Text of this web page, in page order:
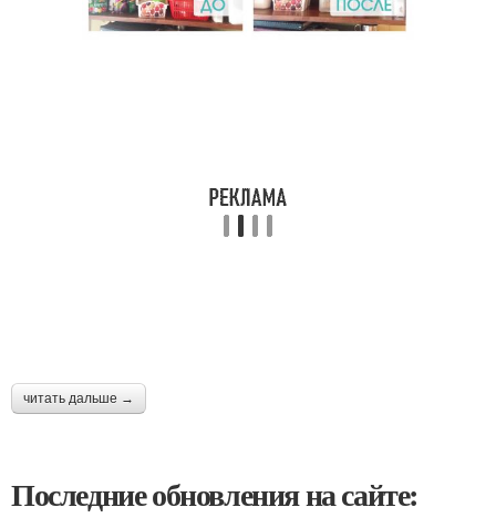
читать дальше →
Последние обновления на сайте: